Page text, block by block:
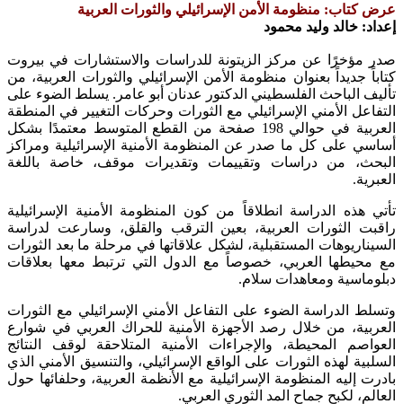
عرض كتاب: منظومة الأمن الإسرائيلي والثورات العربية
إعداد: خالد وليد محمود
صدر مؤخرًا عن مركز الزيتونة للدراسات والاستشارات في بيروت
كتاباً جديداً بعنوان منظومة الأمن الإسرائيلي والثورات العربية، من
تأليف الباحث الفلسطيني الدكتور عدنان أبو عامر. يسلط الضوء على
التفاعل الأمني الإسرائيلي مع الثورات وحركات التغيير في المنطقة
العربية في حوالي 198 صفحة من القطع المتوسط معتمدًا بشكل
أساسي على كل ما صدر عن المنظومة الأمنية الإسرائيلية ومراكز
البحث، من دراسات وتقييمات وتقديرات موقف، خاصة باللغة
العبرية.
تأتي هذه الدراسة انطلاقاً من كون المنظومة الأمنية الإسرائيلية
راقبت الثورات العربية، بعين الترقب والقلق، وسارعت لدراسة
السيناريوهات المستقبلية، لشكل علاقاتها في مرحلة ما بعد الثورات
مع محيطها العربي، خصوصاً مع الدول التي ترتبط معها بعلاقات
دبلوماسية ومعاهدات سلام.
وتسلط الدراسة الضوء على التفاعل الأمني الإسرائيلي مع الثورات
العربية، من خلال رصد الأجهزة الأمنية للحراك العربي في شوارع
العواصم المحيطة، والإجراءات الأمنية المتلاحقة لوقف النتائج
السلبية لهذه الثورات على الواقع الإسرائيلي، والتنسيق الأمني الذي
بادرت إليه المنظومة الإسرائيلية مع الأنظمة العربية، وحلفائها حول
العالم، لكبح جماح المد الثوري العربي.